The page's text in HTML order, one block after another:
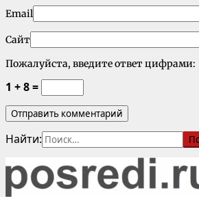
Email
Сайт
Пожалуйста, введите ответ цифрами:
1 + 8 =
Найти: